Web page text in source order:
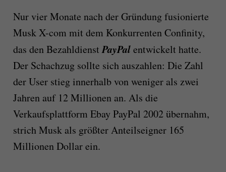
Nur vier Monate nach der Gründung fusionierte
Musk X-com mit dem Konkurrenten Confinity,
das den BezahldienstPayPalentwickelt hatte.
Der Schachzug sollte sich auszahlen: Die Zahl
der User stieg innerhalb von weniger als zwei
Jahren auf 12 Millionen an. Als die
Verkaufsplattform Ebay PayPal 2002 übernahm,
strich Musk als größter Anteilseigner 165
Millionen Dollar ein.